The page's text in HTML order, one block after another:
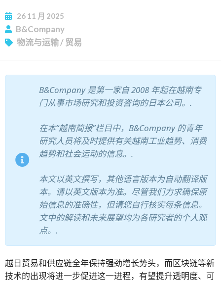
26 11 月 2025
B&Company
物流与运输/ 贸易
B&Company 是第一家自 2008 年起在越南专
门从事市场研究和投资咨询的日本公司。.
在本“越南简报”栏目中，B&Company 的青年
研究人员将及时提供有关越南工业趋势、消费
趋势和社会运动的信息。.
本文以英文撰写，其他语言版本为自动翻译版
本。请以英文版本为准。尽管我们力求确保原
始信息的准确性，但请您自行核实每条信息。
文中的解读和未来展望均为各研究者的个人观
点。.
越日贸易和供应链全年保持强劲增长势头，而区块链等新
技术的出现将进一步促进这一进程，有望提升透明度、可
订阅新闻通讯